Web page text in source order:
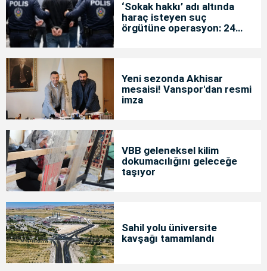
‘Sokak hakkı’ adı altında
haraç isteyen suç
örgütüne operasyon: 24
Yeni sezonda Akhisar
mesaisi! Vanspor'dan resmi
imza
VBB geleneksel kilim
dokumacılığını geleceğe
taşıyor
Sahil yolu üniversite
kavşağı tamamlandı